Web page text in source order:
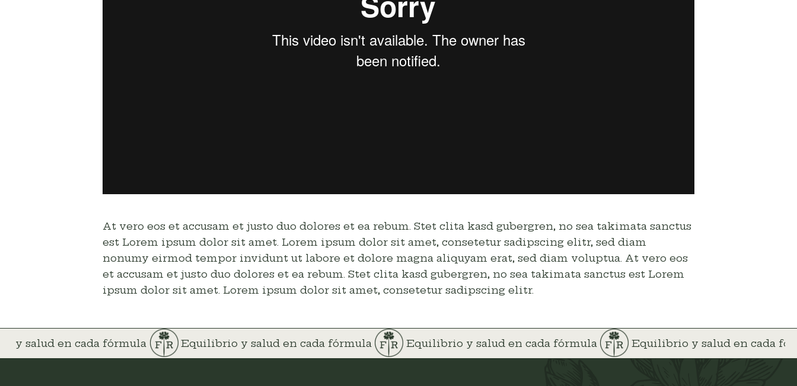
At vero eos et accusam et justo duo dolores et ea rebum. Stet clita kasd gubergren, no sea takimata sanctus
est Lorem ipsum dolor sit amet. Lorem ipsum dolor sit amet, consetetur sadipscing elitr, sed diam
nonumy eirmod tempor invidunt ut labore et dolore magna aliquyam erat, sed diam voluptua. At vero eos
et accusam et justo duo dolores et ea rebum. Stet clita kasd gubergren, no sea takimata sanctus est Lorem
ipsum dolor sit amet. Lorem ipsum dolor sit amet, consetetur sadipscing elitr.
y salud en cada fórmula Equilibrio y salud en cada fórmula Equilibrio y salud en cada fórmula Equilibrio y salud en cada